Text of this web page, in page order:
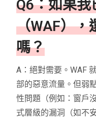
Q6：如果
（WAF），
嗎？
A：絕對需要。WAF
部的惡意流量。但弱
性問題（例如：窗戶
式層級的漏洞（如不